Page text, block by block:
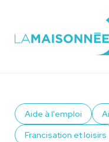
Aide à l'emploi
Francisation et loisirs